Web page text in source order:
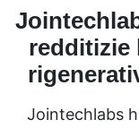
redditizie
Jointechlabs